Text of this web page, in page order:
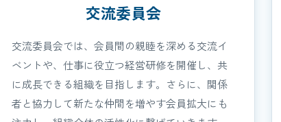
交流委員会
交流委員会では、会員間の親睦を深める交流イ
ベントや、仕事に役立つ経営研修を開催し、共
に成長できる組織を目指します。さらに、関係
者と協力して新たな仲間を増やす会員拡大にも